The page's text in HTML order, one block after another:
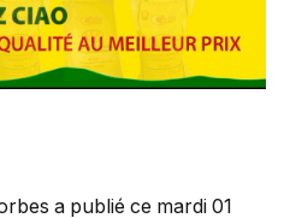
a publié ce mardi 01